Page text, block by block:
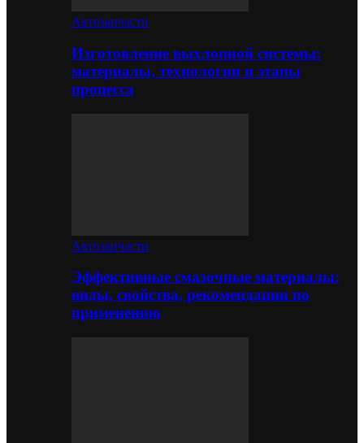
Автозапчасти
Изготовление выхлопной системы:
материалы, технологии и этапы
процесса
Автозапчасти
Эффективные смазочные материалы:
виды, свойства, рекомендации по
применению